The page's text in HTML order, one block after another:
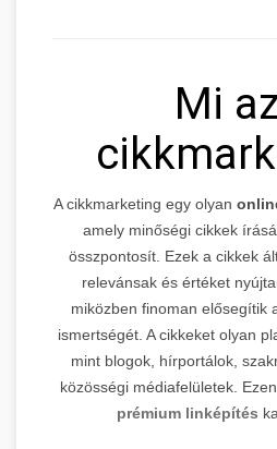
Mi
A cikkmarketing egy olyan
amely minőségi cikkek
összpontosít. Ezek a cikkek
relevánsak és értéket
miközben finoman elősegítik
ismertségét. A cikkeket olyan
mint blogok, hírportálok,
közösségi médiafelületek.
prémium linképítés